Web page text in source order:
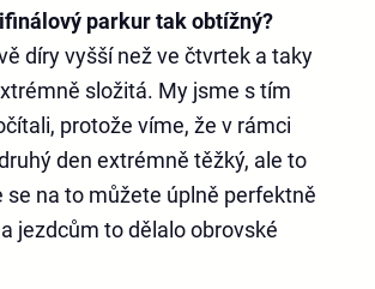
parkur tak obtížný?
díry vyšší než ve čtvrtek a taky
složitá. My jsme s tím
protože víme, že v rámci
den extrémně těžký, ale to
se na to můžete úplně perfektně
jezdcům to dělalo obrovské